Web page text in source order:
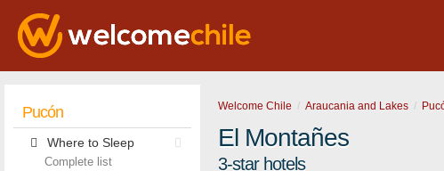
Pucón
Where to Sleep
Complete list
Welcome Chile Araucania and Lakes
El Montañes
3-star hotels